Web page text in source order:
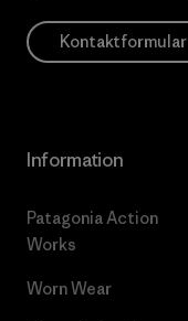
Kontaktformular
Information
Patagonia Action
Works
Worn Wear